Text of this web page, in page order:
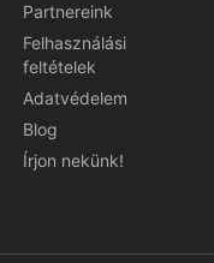
Partnereink
Felhasználási
feltételek
Adatvédelem
Blog
Írjon nekünk!